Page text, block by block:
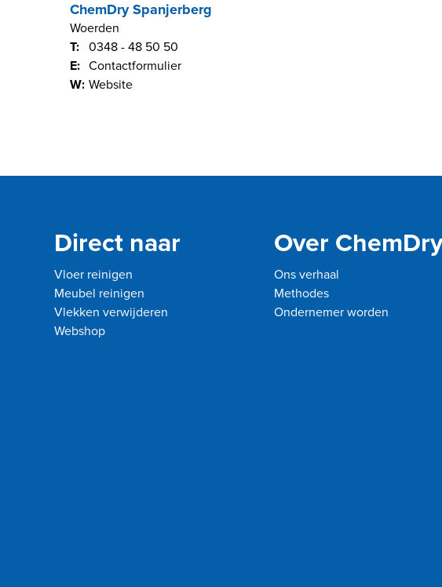
ChemDry Spanjerberg
Woerden
T:
0348 - 48 50 50
E: Contactformulier
W: Website
Direct naar
Vloer reinigen
Meubel reinigen
Vlekken verwijderen
Webshop
Over ChemDry
Ons verhaal
Methodes
Ondernemer worden